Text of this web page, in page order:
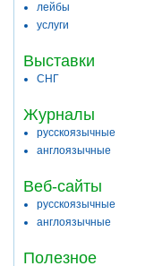
лейбы
услуги
Выставки
СНГ
Журналы
русскоязычные
англоязычные
Веб-сайты
русскоязычные
англоязычные
Полезное